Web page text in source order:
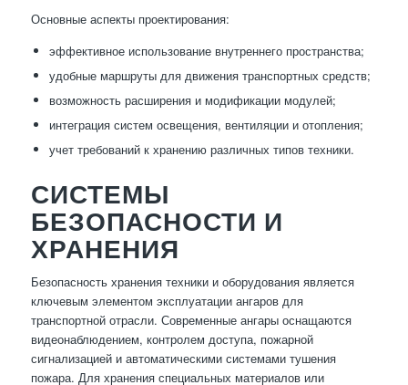
Основные аспекты проектирования:
эффективное использование внутреннего пространства;
удобные маршруты для движения транспортных средств;
возможность расширения и модификации модулей;
интеграция систем освещения, вентиляции и отопления;
учет требований к хранению различных типов техники.
СИСТЕМЫ
БЕЗОПАСНОСТИ И
ХРАНЕНИЯ
Безопасность хранения техники и оборудования является
ключевым элементом эксплуатации ангаров для
транспортной отрасли. Современные ангары оснащаются
видеонаблюдением, контролем доступа, пожарной
сигнализацией и автоматическими системами тушения
пожара. Для хранения специальных материалов или